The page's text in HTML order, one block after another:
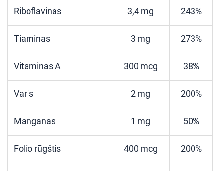
Riboflavinas 3,4 mg 243%
Tiaminas 3 mg 273%
Vitaminas A 300 mcg 38%
Varis 2 mg 200%
Manganas 1 mg 50%
Folio rūgštis 400 mcg 200%